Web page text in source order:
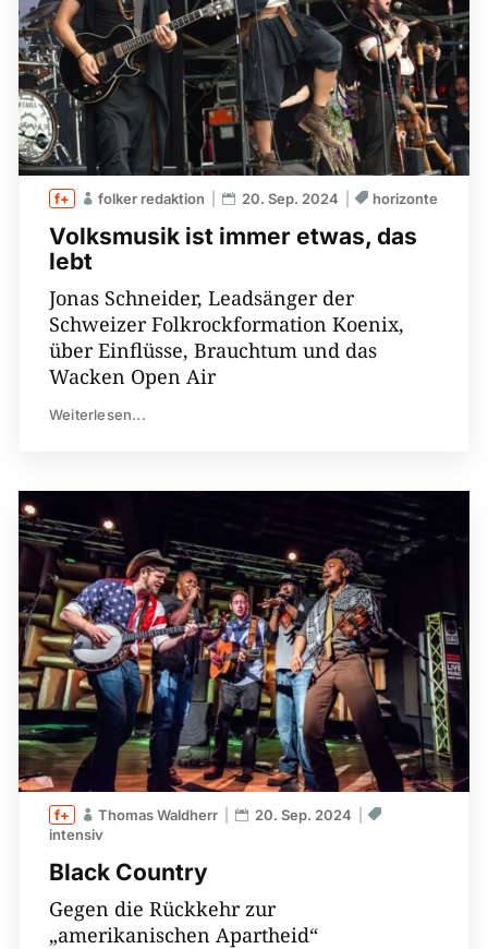
Volksmusik ist immer etwas, das
lebt
folker redaktion 20. Sep. 2024 horizonte
Jonas Schneider, Leadsänger der
Schweizer Folkrockformation Koenix,
über Einflüsse, Brauchtum und das
Wacken Open Air
Weiterlesen...
Black Country
Thomas Waldherr
20. Sep. 2024
intensiv
Gegen die Rückkehr zur
„amerikanischen Apartheid“